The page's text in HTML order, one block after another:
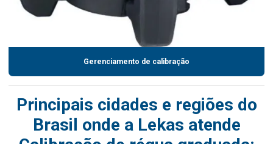
Gerenciamento de calibração
Principais cidades e regiões do
Brasil onde a Lekas atende